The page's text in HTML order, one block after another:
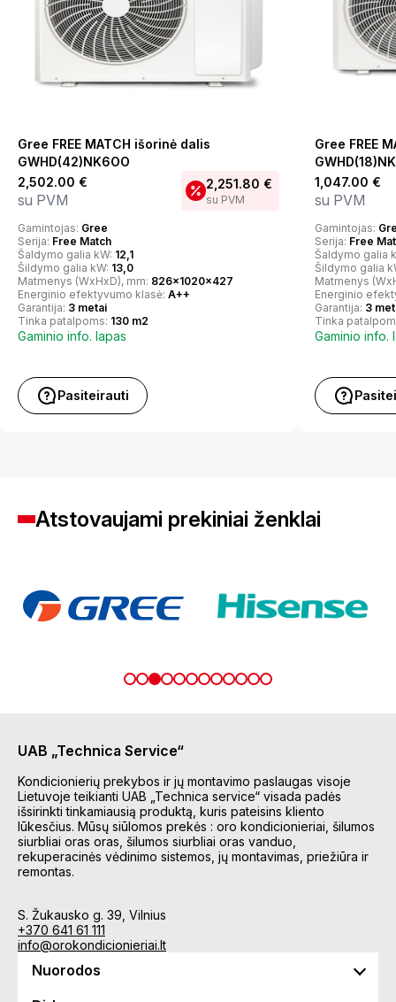
Gree FREE MATCH išorinė dalis
GWHD(42)NK6OO
2,502.00 €
su PVM
2,251.80 €
su PVM
Gamintojas: Gree
Serija: Free Match
Šaldymo galia kW: 12,1
Šildymo galia kW: 13,0
Matmenys (WxHxD), mm: 826x1020x427
Energinio efektyvumo klasė: A++
Garantija: 3 metai
Tinka patalpoms: 130 m2
Gaminio info. lapas
Pasiteirauti
Gree FREE
1,047.00 €
su PVM
Gamintojas:
Serija: Free
Šaldymo galia
Šildymo galia
Matmenys
Energinio
Garantija: 3
Tinka
Gaminio info.
Atstovaujami prekiniai ženklai
UAB „Technica Service“
Kondicionierių prekybos ir jų montavimo paslaugas visoje
Lietuvoje teikianti UAB „Technica service“ visada padės
išsirinkti tinkamiausią produktą, kuris pateisins kliento
lūkesčius. Mūsų siūlomos prekės : oro kondicionieriai, šilumos
siurbliai oras oras, šilumos siurbliai oras vanduo,
rekuperacinės vėdinimo sistemos, jų montavimas, priežiūra ir
remontas.
S. Žukausko g. 39, Vilnius
+370 641 61 111
info@orokondicionieriai.lt
Nuorodos